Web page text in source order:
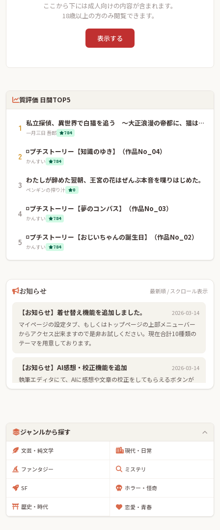
ここから下には成人向けの内容が含まれます。
18歳以上の方のみ閲覧できます。
表示する
質評価 日間TOP5
1 私立探偵、異世界で白猫を追う 〜大正浪漫の帝都に、猫はいない〜
一月三日 吾郎 784
2 ◽️プチストーリー【知識のゆき】（作品No_04）
かんすい 784
3 わたしが辞めた翌朝、王宮の花はぜんぶ本音を喋りはじめた。
ペンギンの搾り汁 0
4 ◽️プチストーリー【夢のコンパス】（作品No_03）
かんすい 784
5 ◽️プチストーリー【おじいちゃんの誕生日】（作品No_02）
かんすい 784
お知らせ 最新順 / スクロール表示
【お知らせ】着せ替え機能を追加しました。 2026-03-14
マイページの設定タブ、もしくはトップページの上部メニューバー
からアクセス出来ますので是非お試しください。現在合計10種類の
テーマを用意しております。
【お知らせ】AI感想・校正機能を追加 2026-03-14
執筆エディタにて、AIに感想や文章の校正をしてもらえるボタンが
追加されました。また、それに伴い利用規約も改定しておりますの
作品管理ページから、ワールドマップエディタを開き便利なペイン
トツールやスタンプであなたの世界を自由に伝えられます。
紙が3Dでめくれるアニメーションはもちろん、紙の音や裏写りまで
ジャンルから探す
文芸・純文学 現代・日常
ファンタジー ミステリ
SF ホラー・怪奇
歴史・時代 恋愛・青春